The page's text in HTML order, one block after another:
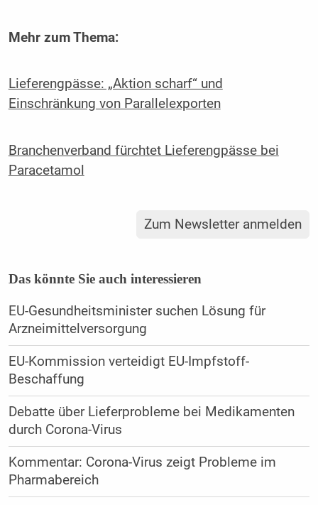
Mehr zum Thema:
Lieferengpässe: „Aktion scharf“ und
Einschränkung von Parallelexporten
Branchenverband fürchtet Lieferengpässe bei
Paracetamol
Zum Newsletter anmelden
Das könnte Sie auch interessieren
EU-Gesundheitsminister suchen Lösung für
Arzneimittelversorgung
EU-Kommission verteidigt EU-Impfstoff-
Beschaffung
Debatte über Lieferprobleme bei Medikamenten
durch Corona-Virus
Kommentar: Corona-Virus zeigt Probleme im
Pharmabereich